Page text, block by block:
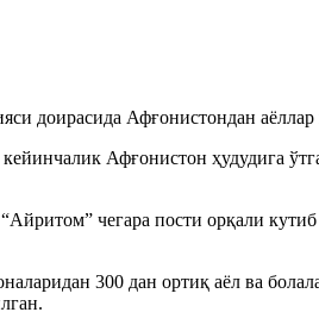
доирасида Афғонистондан аёллар
Афғонистон ҳудудига
чегара пости орқали
300 дан ортиқ аёл ва